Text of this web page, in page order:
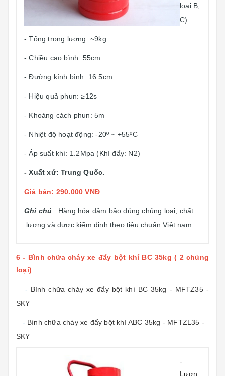
loại B,
C)
- Tổng trọng lượng: ~9kg
- Chiều cao bình: 55cm
- Đường kính bình: 16.5cm
- Hiệu quả phun: ≥12s
- Khoảng cách phun: 5m
- Nhiệt độ hoạt động: -20º ~ +55ºC
- Áp suất khí: 1.2Mpa (Khí đẩy: N2)
- Xuất xứ: Trung Quốc.
Giá bán: 290.000 VNĐ
Ghi chú: Hàng hóa đảm bảo đúng chủng loại, chất
lượng và được kiểm định theo tiêu chuẩn Việt nam
6 - Bình chữa cháy xe đẩy bột khí BC 35kg ( 2 chủng
loại)
- Bình chữa cháy xe đẩy bột khí BC 35kg - MFTZ35 -
SKY
- Bình chữa cháy xe đẩy bột khí ABC 35kg - MFTZL35 -
SKY
-
Lượn